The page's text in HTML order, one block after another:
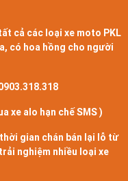
cả các loại xe moto PKL
có hoa hồng cho người
xe alo hạn chế SMS )
gian chán bán lại lỗ từ
nghiệm nhiều loại xe